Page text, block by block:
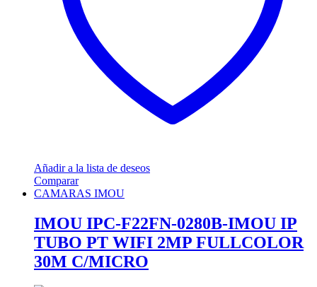
Añadir a la lista de deseos
Comparar
CAMARAS IMOU
IMOU IPC-F22FN-0280B-IMOU IP
TUBO PT WIFI 2MP FULLCOLOR
30M C/MICRO